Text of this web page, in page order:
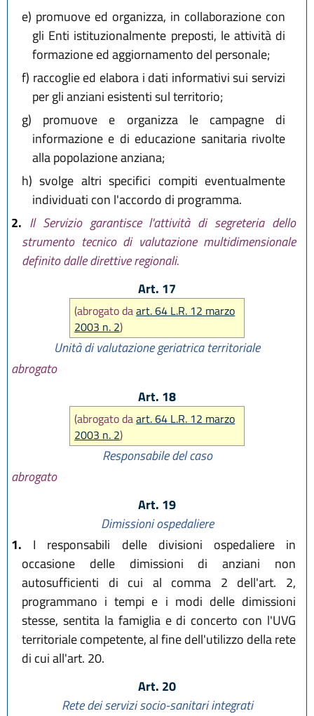
e) promuove ed organizza, in collaborazione con
gli Enti istituzionalmente preposti, le attività di
formazione ed aggiornamento del personale;
f) raccoglie ed elabora i dati informativi sui servizi
per gli anziani esistenti sul territorio;
g) promuove e organizza le campagne di
informazione e di educazione sanitaria rivolte
alla popolazione anziana;
h) svolge altri specifici compiti eventualmente
individuati con l'accordo di programma.
2. Il Servizio garantisce l'attività di segreteria dello
strumento tecnico di valutazione multidimensionale
definito dalle direttive regionali.
Art. 17
(abrogato daart. 64 L.R. 12 marzo
2003 n. 2)
Unità di valutazione geriatrica territoriale
abrogato
Art. 18
(abrogato daart. 64 L.R. 12 marzo
2003 n. 2)
Responsabile del caso
abrogato
Art. 19
Dimissioni ospedaliere
1. I responsabili delle divisioni ospedaliere in
occasione delle dimissioni di anziani non
autosufficienti di cui al comma 2 dell'art. 2,
programmano i tempi e i modi delle dimissioni
stesse, sentita la famiglia e di concerto con l'UVG
territoriale competente, al fine dell'utilizzo della rete
di cui all'art. 20.
Art. 20
Rete dei servizi socio-sanitari integrati